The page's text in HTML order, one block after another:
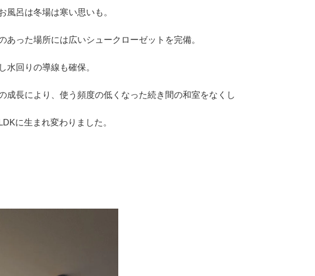
風呂は冬場は寒い思いも。
あった場所には広いシュークローゼットを完備。
水回りの導線も確保。
成長により、使う頻度の低くなった続き間の和室をなくし
に生まれ変わりました。